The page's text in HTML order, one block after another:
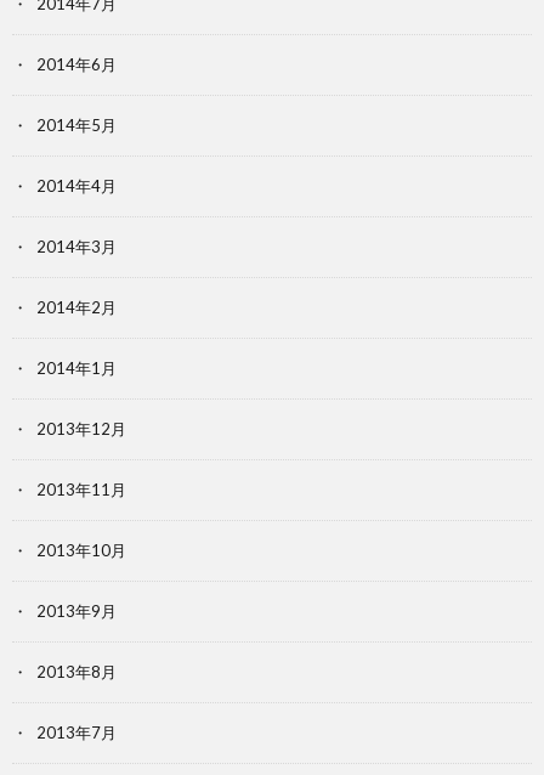
2014年6月
2014年5月
2014年4月
2014年3月
2014年2月
2014年1月
2013年12月
2013年11月
2013年10月
2013年9月
2013年8月
2013年7月